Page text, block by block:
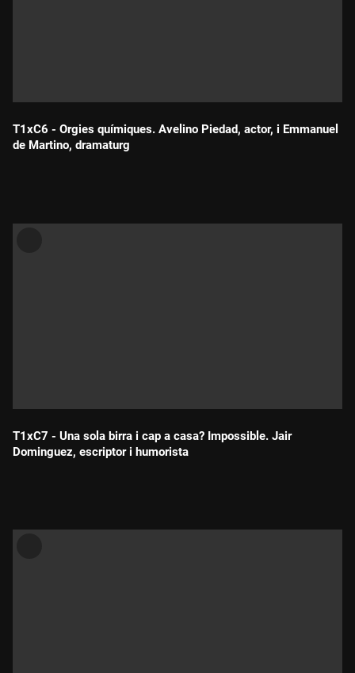
T1xC6 - Orgies químiques. Avelino Piedad, actor, i Emmanuel
de Martino, dramaturg
T1xC7 - Una sola birra i cap a casa? Impossible. Jair
Dominguez, escriptor i humorista